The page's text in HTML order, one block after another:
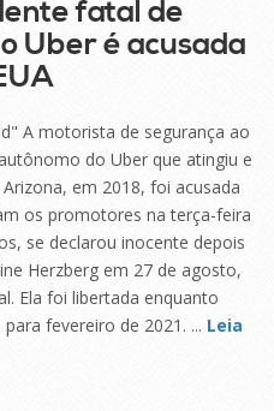
fatal de
Uber é acusada
A motorista de segurança ao
do Uber que atingiu e
em 2018, foi acusada
os promotores na terça-feira
se declarou inocente depois
Herzberg em 27 de agosto,
Ela foi libertada enquanto
fevereiro de 2021. ... Leia